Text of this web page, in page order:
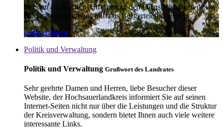
Bei den alltäglichen Anfragen zu den Dienstleistungen des
Hochsauerlandkreises hilft das Bürgertelefon weiter.
mehr erfahren
Politik und Verwaltung
Politik und Verwaltung Grußwort des Landrates
Sehr geehrte Damen und Herren, liebe Besucher dieser
Website, der Hochsauerlandkreis informiert Sie auf seinen
Internet-Seiten nicht nur über die Leistungen und die Struktur
der Kreisverwaltung, sondern bietet Ihnen auch viele weitere
interessante Links.